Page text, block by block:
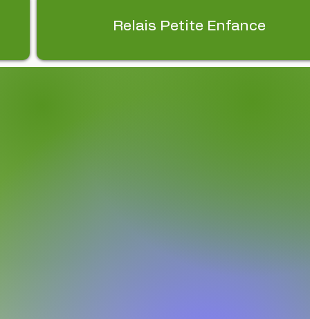
Relais Petite Enfance